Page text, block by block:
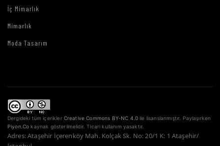
İç Mimarlık
Mimarlık
Moda Tasarım
Dergideki tüm içerikler Creative Commons BY-NC 4.0 ile lisanslanmıştır. Paylaşırken
Piyon.Co kaynak gösterilmelidir. Ticari kullanım yasaktır.
Adres: Ataşehir İçerenköy Mah. Kolçak Sk. No: 20/1 K: 1 Ataşehir/